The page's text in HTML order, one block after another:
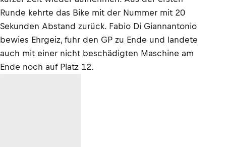
Runde kehrte das Bike mit der Nummer mit 20
Sekunden Abstand zurück. Fabio Di Giannantonio
bewies Ehrgeiz, fuhr den GP zu Ende und landete
auch mit einer nicht beschädigten Maschine am
Ende noch auf Platz 12.